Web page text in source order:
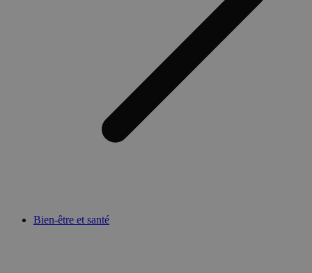
Bien-être et santé